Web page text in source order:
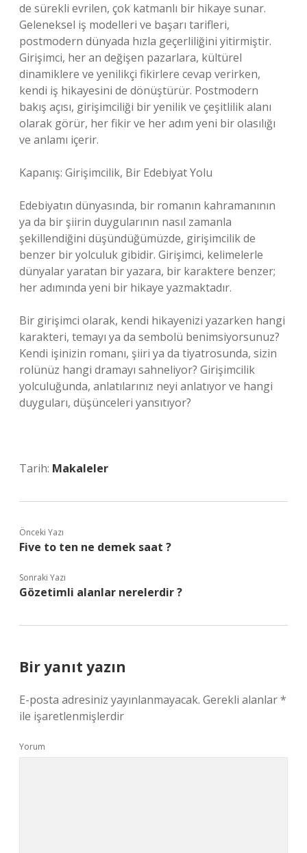
de sürekli evrilen, çok katmanlı bir hikaye sunar.
Geleneksel iş modelleri ve başarı tarifleri,
postmodern dünyada hızla geçerliliğini yitirmiştir.
Girişimci, her an değişen pazarlara, kültürel
dinamiklere ve yenilikçi fikirlere cevap verirken,
kendi iş hikayesini de dönüştürür. Postmodern
bakış açısı, girişimciliği bir yenilik ve çeşitlilik alanı
olarak görür, her fikir ve her adım yeni bir olasılığı
ve anlamı içerir.
Kapanış: Girişimcilik, Bir Edebiyat Yolu
Edebiyatın dünyasında, bir romanın kahramanının
ya da bir şiirin duygularının nasıl zamanla
şekillendiğini düşündüğümüzde, girişimcilik de
benzer bir yolculuk gibidir. Girişimci, kelimelerle
dünyalar yaratan bir yazara, bir karaktere benzer;
her adımında yeni bir hikaye yazmaktadır.
Bir girişimci olarak, kendi hikayenizi yazarken hangi
karakteri, temayı ya da sembolü benimsiyorsunuz?
Kendi işinizin romanı, şiiri ya da tiyatrosunda, sizin
rolünüz hangi dramayı sahneliyor? Girişimcilik
yolculuğunda, anlatılarınız neyi anlatıyor ve hangi
duyguları, düşünceleri yansıtıyor?
Tarih: Makaleler
Önceki Yazı
Five to ten ne demek saat ?
Sonraki Yazı
Gözetimli alanlar nerelerdir ?
Bir yanıt yazın
E-posta adresiniz yayınlanmayacak. Gerekli alanlar*
ile işaretlenmişlerdir
Yorum